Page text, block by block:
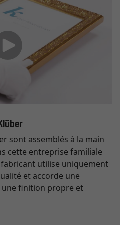
sont assemblés à la main
cette entreprise familiale
fabricant utilise uniquement
et accorde une
finition propre et